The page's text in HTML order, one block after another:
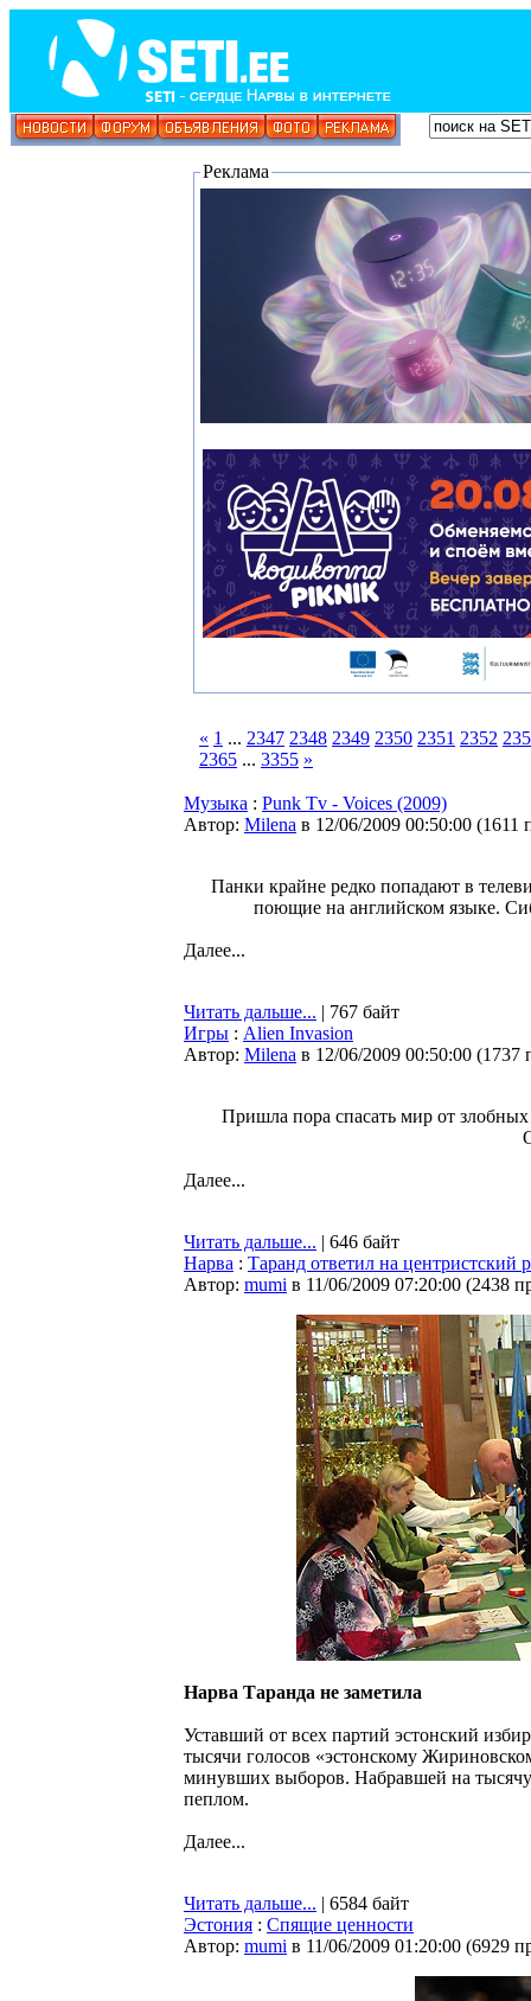
Реклама
« 1 ... 2347 2348 2349 2350 2351 2352
2365 ... 3355 »
Музыка : Punk Tv - Voices (2009)
Автор: Milena в 12/06/2009 00:50:00 (1611
Панки крайне редко попадают в
поющие на английском языке.
Далее...
Читать дальше... | 767 байт
Игры : Alien Invasion
Автор: Milena в 12/06/2009 00:50:00 (1737
Пришла пора спасать мир от
Далее...
Читать дальше... | 646 байт
Нарва : Таранд ответил на центристский
Автор: mumi в 11/06/2009 07:20:00 (2438
Нарва Таранда не заметила
Уставший от всех партий эстонский
тысячи голосов «эстонскому
минувших выборов. Набравшей на
пеплом.
Далее...
Читать дальше... | 6584 байт
Эстония : Спящие ценности
Автор: mumi в 11/06/2009 01:20:00 (6929